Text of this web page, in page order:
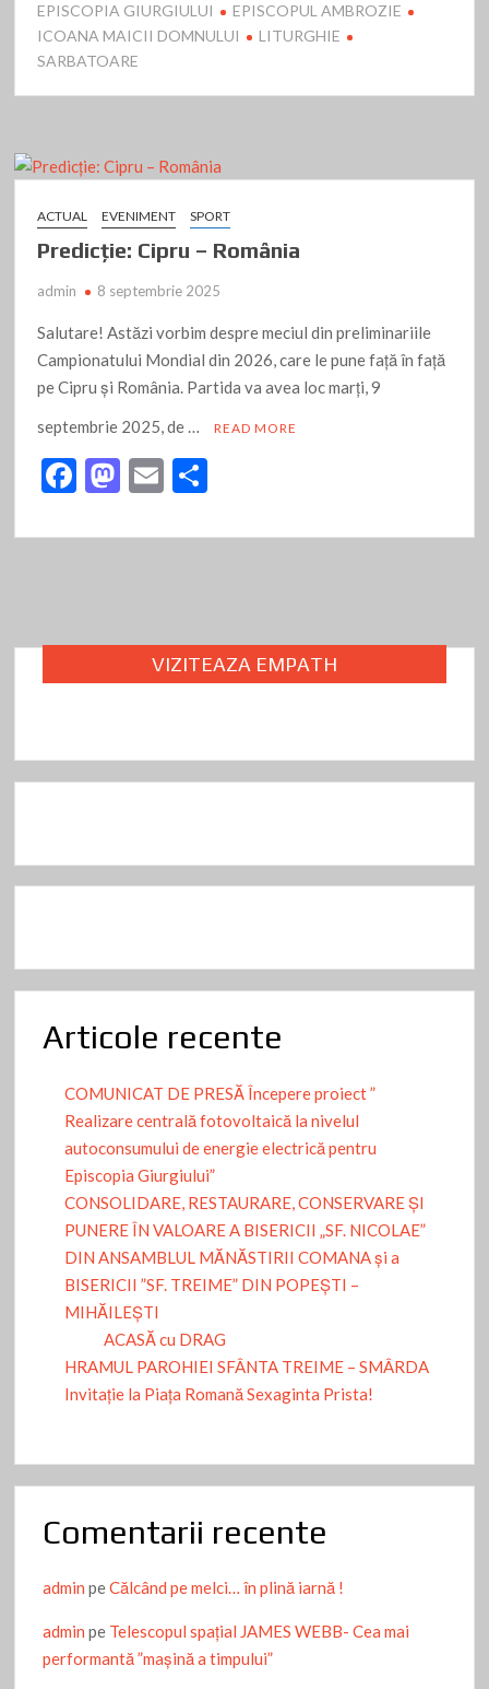
e
b
o
k
to
d
o
ai ta
az
EPISCOPIA GIURGIULUI
EPISCOPUL AMBROZIE
ICOANA MAICII DOMNULUI
LITURGHIE
SARBATOARE
ACTUAL EVENIMENT SPORT
Predicție: Cipru – România
admin 8 septembrie 2025
Salutare! Astăzi vorbim despre meciul din preliminariile
Campionatului Mondial din 2026, care le pune față în față
pe Cipru și România. Partida va avea loc marți, 9
septembrie 2025, de …
READ MORE
F
e
o
k
M
to
n
E
ai ta
ă
VIZITEAZA EMPATH
Articole recente
COMUNICAT DE PRESĂ Începere proiect ”
Realizare centrală fotovoltaică la nivelul
autoconsumului de energie electrică pentru
Episcopia Giurgiului”
CONSOLIDARE, RESTAURARE, CONSERVARE ȘI
PUNERE ÎN VALOARE A BISERICII „SF. NICOLAE”
DIN ANSAMBLUL MĂNĂSTIRII COMANA și a
BISERICII ”SF. TREIME” DIN POPEȘTI –
MIHĂILEȘTI
ACASĂ cu DRAG
HRAMUL PAROHIEI SFÂNTA TREIME – SMÂRDA
Invitație la Piața Romană Sexaginta Prista!
Comentarii recente
admin peCălcând pe melci… în plină iarnă !
admin pe Telescopul spațial JAMES WEBB- Cea mai
performantă ”mașină a timpului”